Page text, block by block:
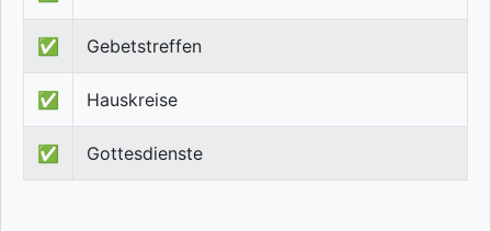
✅ Gebetstreffen
✅ Hauskreise
✅ Gottesdienste